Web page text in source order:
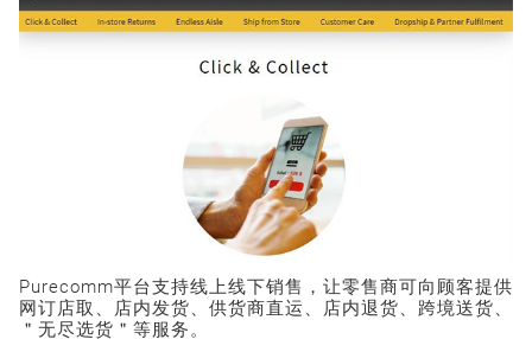
Purecomm平台支持线上线下销售，让零售商可向顾客提供
网订店取、店内发货、供货商直运、店内退货、跨境送货、
＂无尽选货＂等服务。